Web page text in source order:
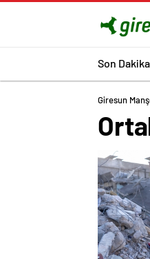
Son Dakika
Giresun